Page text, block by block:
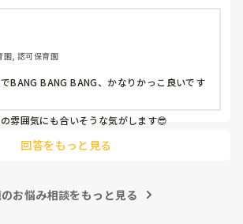
園, 認可保育園
BANG BANG BANG、かなりかっこ良いです
雰囲気にも合いそうな気がします😎
回答をもっと見る
お悩み相談をもっと見る